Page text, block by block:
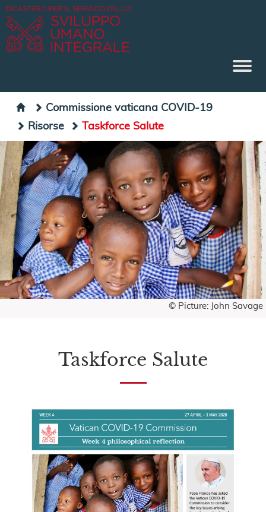
Commissione vaticana COVID-19
Risorse
Taskforce Salute
© Picture: John Savage
Taskforce Salute